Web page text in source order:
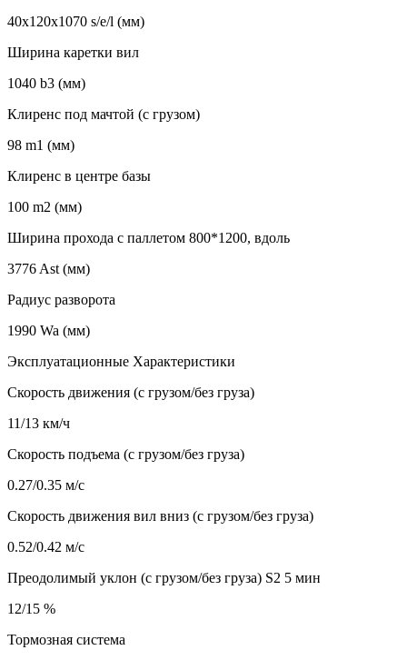
40х120х1070 s/e/l (мм)
Ширина каретки вил
1040 b3 (мм)
Клиренс под мачтой (с грузом)
98 m1 (мм)
Клиренс в центре базы
100 m2 (мм)
Ширина прохода с паллетом 800*1200, вдоль
3776 Ast (мм)
Радиус разворота
1990 Wa (мм)
Эксплуатационные Характеристики
Скорость движения (с грузом/без груза)
11/13 км/ч
Скорость подъема (с грузом/без груза)
0.27/0.35 м/с
Скорость движения вил вниз (с грузом/без груза)
0.52/0.42 м/с
Преодолимый уклон (с грузом/без груза) S2 5 мин
12/15 %
Тормозная система